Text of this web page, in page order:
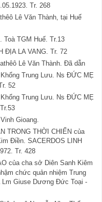
Tr. 268
Lê Văn Thành, tại Huế
Toà TGM Huế. Tr.13
ĐỊA LA VANG. Tr. 72
Lê Văn Thành. Đã dẫn
Trung Lưu. Ns ĐỨC MẸ
52
Trung Lưu. Ns ĐỨC MẸ
Gioang.
TRONG THỜI CHIẾN của
Điền. SACERDOS LINH
Tr. 428
của cha sở Diên Sanh Kiêm
chức quản nhiệm Trung
Lm Giuse Dương Đức Toại -